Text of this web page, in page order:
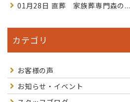
01月28日 直葬 家族葬専門森の...
カテゴリ
お客様の声
お知らせ・イベント